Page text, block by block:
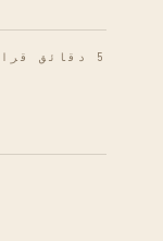
5 دقائق قراءة · آيريس